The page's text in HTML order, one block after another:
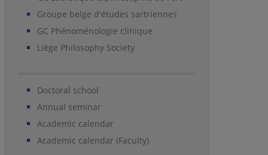
Groupe belge d'études sartriennes
GC Phénoménologie clinique
Liège Philosophy Society
Doctoral school
Annual seminar
Academic calendar
Academic calendar (Faculty)